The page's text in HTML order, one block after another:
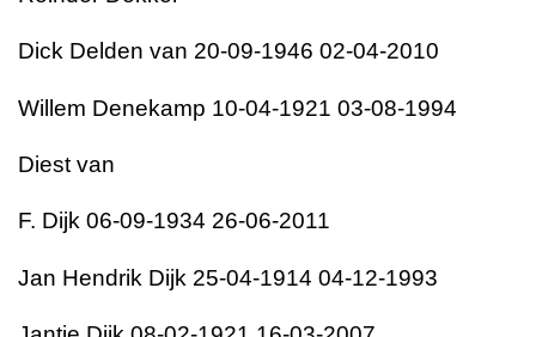
Dick Delden van 20-09-1946 02-04-2010
Willem Denekamp 10-04-1921 03-08-1994
Diest van
F. Dijk 06-09-1934 26-06-2011
Jan Hendrik Dijk 25-04-1914 04-12-1993